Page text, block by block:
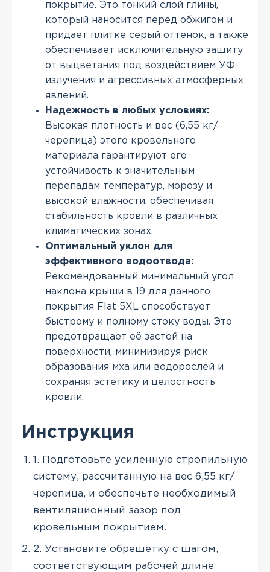
покрытие. Это тонкий слой глины,
который наносится перед обжигом и
придает плитке серый оттенок, а также
обеспечивает исключительную защиту
от выцветания под воздействием УФ-
излучения и агрессивных атмосферных
явлений.
Надежность в любых условиях:
Высокая плотность и вес (6,55 кг/
черепица) этого кровельного
материала гарантируют его
устойчивость к значительным
перепадам температур, морозу и
высокой влажности, обеспечивая
стабильность кровли в различных
климатических зонах.
Оптимальный уклон для
эффективного водоотвода:
Рекомендованный минимальный угол
наклона крыши в 19 для данного
покрытия Flat 5XL способствует
быстрому и полному стоку воды. Это
предотвращает её застой на
поверхности, минимизируя риск
образования мха или водорослей и
сохраняя эстетику и целостность
кровли.
Инструкция
1. Подготовьте усиленную стропильную
систему, рассчитанную на вес 6,55 кг/
черепица, и обеспечьте необходимый
вентиляционный зазор под
кровельным покрытием.
2. Установите обрешетку с шагом,
соответствующим рабочей длине